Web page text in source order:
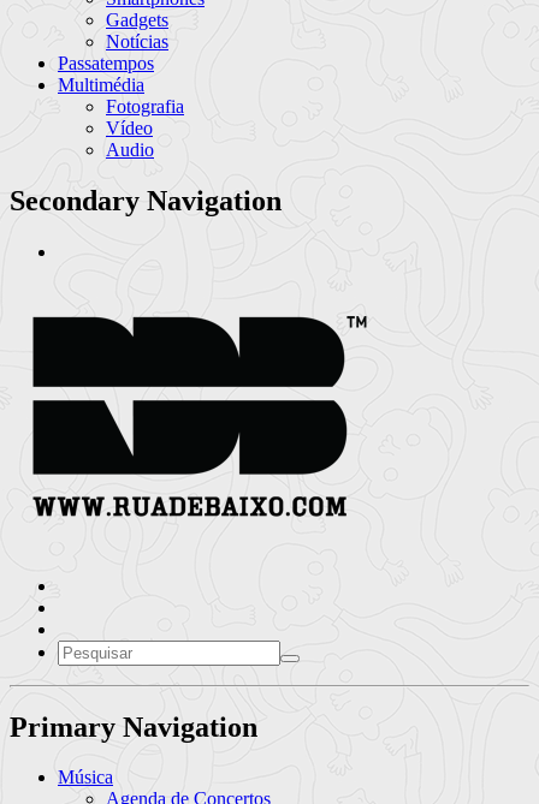
Gadgets
Notícias
Passatempos
Multimédia
Fotografia
Vídeo
Audio
Secondary Navigation
Primary Navigation
Música
Agenda de Concertos